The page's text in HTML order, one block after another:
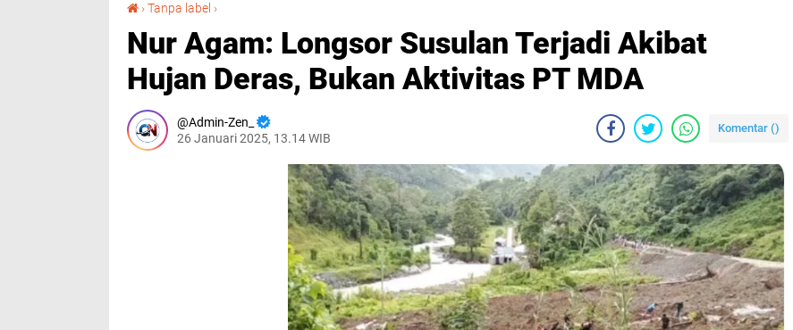
›Tanpa label ›
Nur Agam: Longsor Susulan Terjadi Akibat
Hujan Deras, Bukan Aktivitas PT MDA
Admin-Zen_
26 Januari 2025, 13.14 WIB
Komentar ()